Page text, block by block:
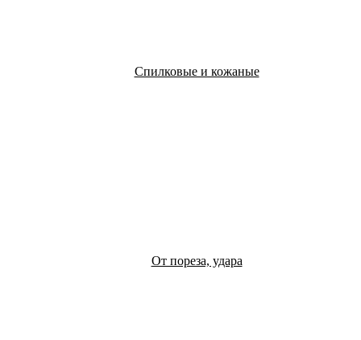
Спилковые и кожаные
От пореза, удара